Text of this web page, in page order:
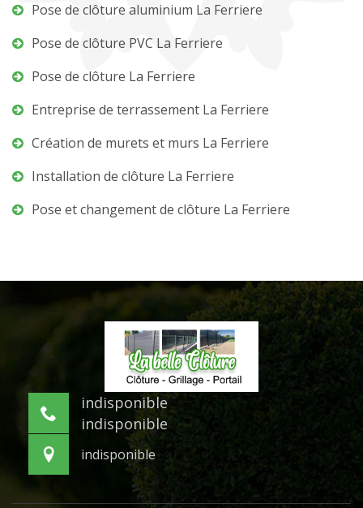
Pose de clôture aluminium La Ferriere
Pose de clôture PVC La Ferriere
Pose de clôture La Ferriere
Entreprise de terrassement La Ferriere
Création de murets et murs La Ferriere
Installation de clôture La Ferriere
Pose et changement de clôture La Ferriere
indisponible
indisponible
indisponible